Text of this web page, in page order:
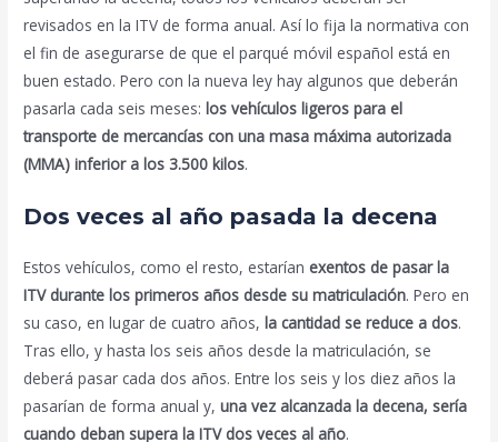
revisados en la ITV de forma anual. Así lo fija la normativa con
el fin de asegurarse de que el parqué móvil español está en
buen estado. Pero con la nueva ley hay algunos que deberán
pasarla cada seis meses: los vehículos ligeros para el
transporte de mercancías con una masa máxima autorizada
(MMA) inferior a los 3.500 kilos.
Dos veces al año pasada la decena
Estos vehículos, como el resto, estaríanexentos de pasar la
ITV durante los primeros años desde su matriculación. Pero en
su caso, en lugar de cuatro años, la cantidad se reduce a dos.
Tras ello, y hasta los seis años desde la matriculación, se
deberá pasar cada dos años. Entre los seis y los diez años la
pasarían de forma anual y,una vez alcanzada la decena, sería
cuando deban supera la ITV dos veces al año.